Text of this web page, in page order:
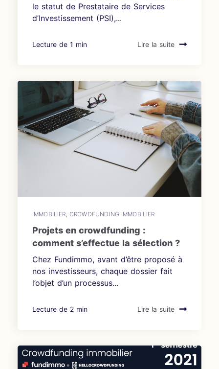
le statut de Prestataire de Services
d’Investissement (PSI),...
Lecture de 1 min Lire la suite
IMMOBILIER CROWDFUNDING IMMOBILIER
Projets en crowdfunding :
comment s’effectue la sélection ?
Chez Fundimmo, avant d’être proposé à
nos investisseurs, chaque dossier fait
l’objet d’un processus...
Lecture de 2 min Lire la suite